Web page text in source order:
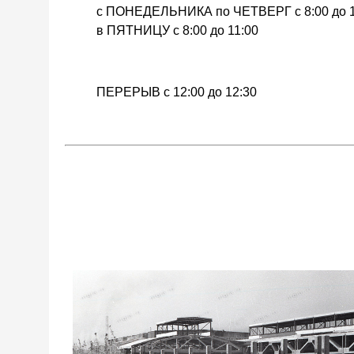
с ПОНЕДЕЛЬНИКА по ЧЕТВЕРГ с 8:00 до
в ПЯТНИЦУ с 8:00 до 11:00
ПЕРЕРЫВ с 12:00 до 12:30